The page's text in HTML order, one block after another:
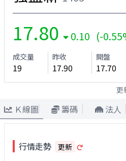
17.80 0.10 (-
成交量
19
昨收
17.90
開盤
17.70
更
Ｋ線圖 籌碼 法人
行情走勢 更新